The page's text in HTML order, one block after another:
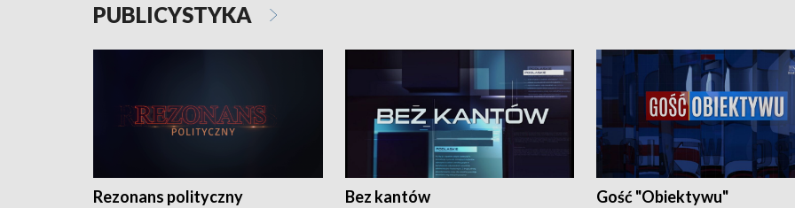
PUBLICYSTYKA
Rezonans polityczny Bez kantów Gość "Obiektywu"